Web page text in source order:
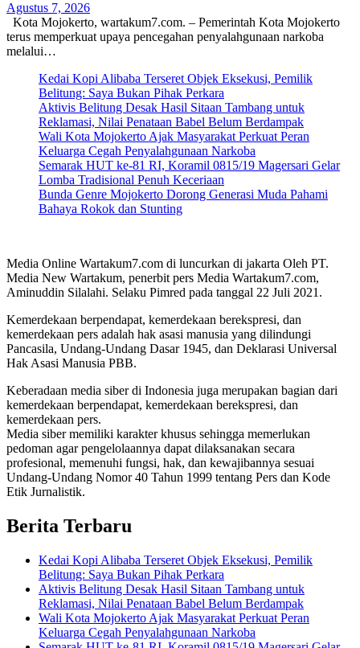
Agustus 7, 2026
Kota Mojokerto, wartakum7.com. – Pemerintah Kota Mojokerto
terus memperkuat upaya pencegahan penyalahgunaan narkoba
melalui…
Kedai Kopi Alibaba Terseret Objek Eksekusi, Pemilik
Belitung: Saya Bukan Pihak Perkara
Aktivis Belitung Desak Hasil Sitaan Tambang untuk
Reklamasi, Nilai Penataan Babel Belum Berdampak
Wali Kota Mojokerto Ajak Masyarakat Perkuat Peran
Keluarga Cegah Penyalahgunaan Narkoba
Semarak HUT ke-81 RI, Koramil 0815/19 Magersari Gelar
Lomba Tradisional Penuh Keceriaan
Bunda Genre Mojokerto Dorong Generasi Muda Pahami
Bahaya Rokok dan Stunting
Media Online Wartakum7.com di luncurkan di jakarta Oleh PT.
Media New Wartakum, penerbit pers Media Wartakum7.com,
Aminuddin Silalahi. Selaku Pimred pada tanggal 22 Juli 2021.
Kemerdekaan berpendapat, kemerdekaan berekspresi, dan
kemerdekaan pers adalah hak asasi manusia yang dilindungi
Pancasila, Undang-Undang Dasar 1945, dan Deklarasi Universal
Hak Asasi Manusia PBB.
Keberadaan media siber di Indonesia juga merupakan bagian dari
kemerdekaan berpendapat, kemerdekaan berekspresi, dan
kemerdekaan pers.
Media siber memiliki karakter khusus sehingga memerlukan
pedoman agar pengelolaannya dapat dilaksanakan secara
profesional, memenuhi fungsi, hak, dan kewajibannya sesuai
Undang-Undang Nomor 40 Tahun 1999 tentang Pers dan Kode
Etik Jurnalistik.
Berita Terbaru
Kedai Kopi Alibaba Terseret Objek Eksekusi, Pemilik
Belitung: Saya Bukan Pihak Perkara
Aktivis Belitung Desak Hasil Sitaan Tambang untuk
Reklamasi, Nilai Penataan Babel Belum Berdampak
Wali Kota Mojokerto Ajak Masyarakat Perkuat Peran
Keluarga Cegah Penyalahgunaan Narkoba